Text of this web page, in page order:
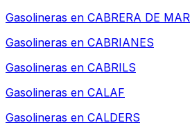
Gasolineras en CABRERA DE MAR
Gasolineras en CABRIANES
Gasolineras en CABRILS
Gasolineras en CALAF
Gasolineras en CALDERS